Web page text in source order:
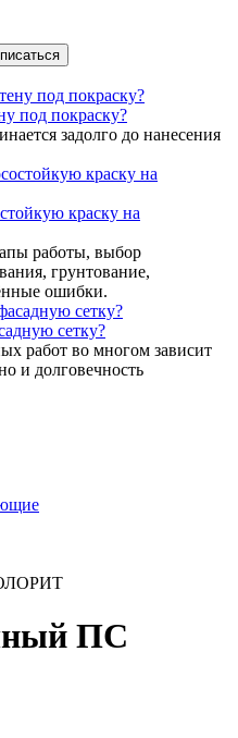
под покраску?
задолго до нанесения
краску на
работы, выбор
грунтование,
ошибки.
сетку?
работ во многом зависит
и долговечность
ПС